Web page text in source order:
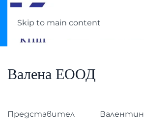
Skip to main content
Валена ЕООД
Представител